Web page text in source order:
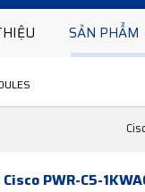
SẢN PHẨM
Cisco PWR-C5-